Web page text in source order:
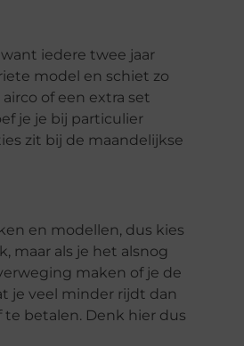
iedere twee jaar
model en schiet zo
of een extra set
je je bij particulier
zit bij de maandelijkse
en modellen, dus kies
maar als je het alsnog
maken of je de
je veel minder rijdt dan
betalen. Denk hier dus